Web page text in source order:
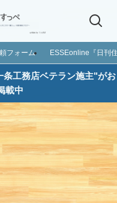
フォーム ESSEonline『日刊
条工務店ベテラン施主"がお
載中